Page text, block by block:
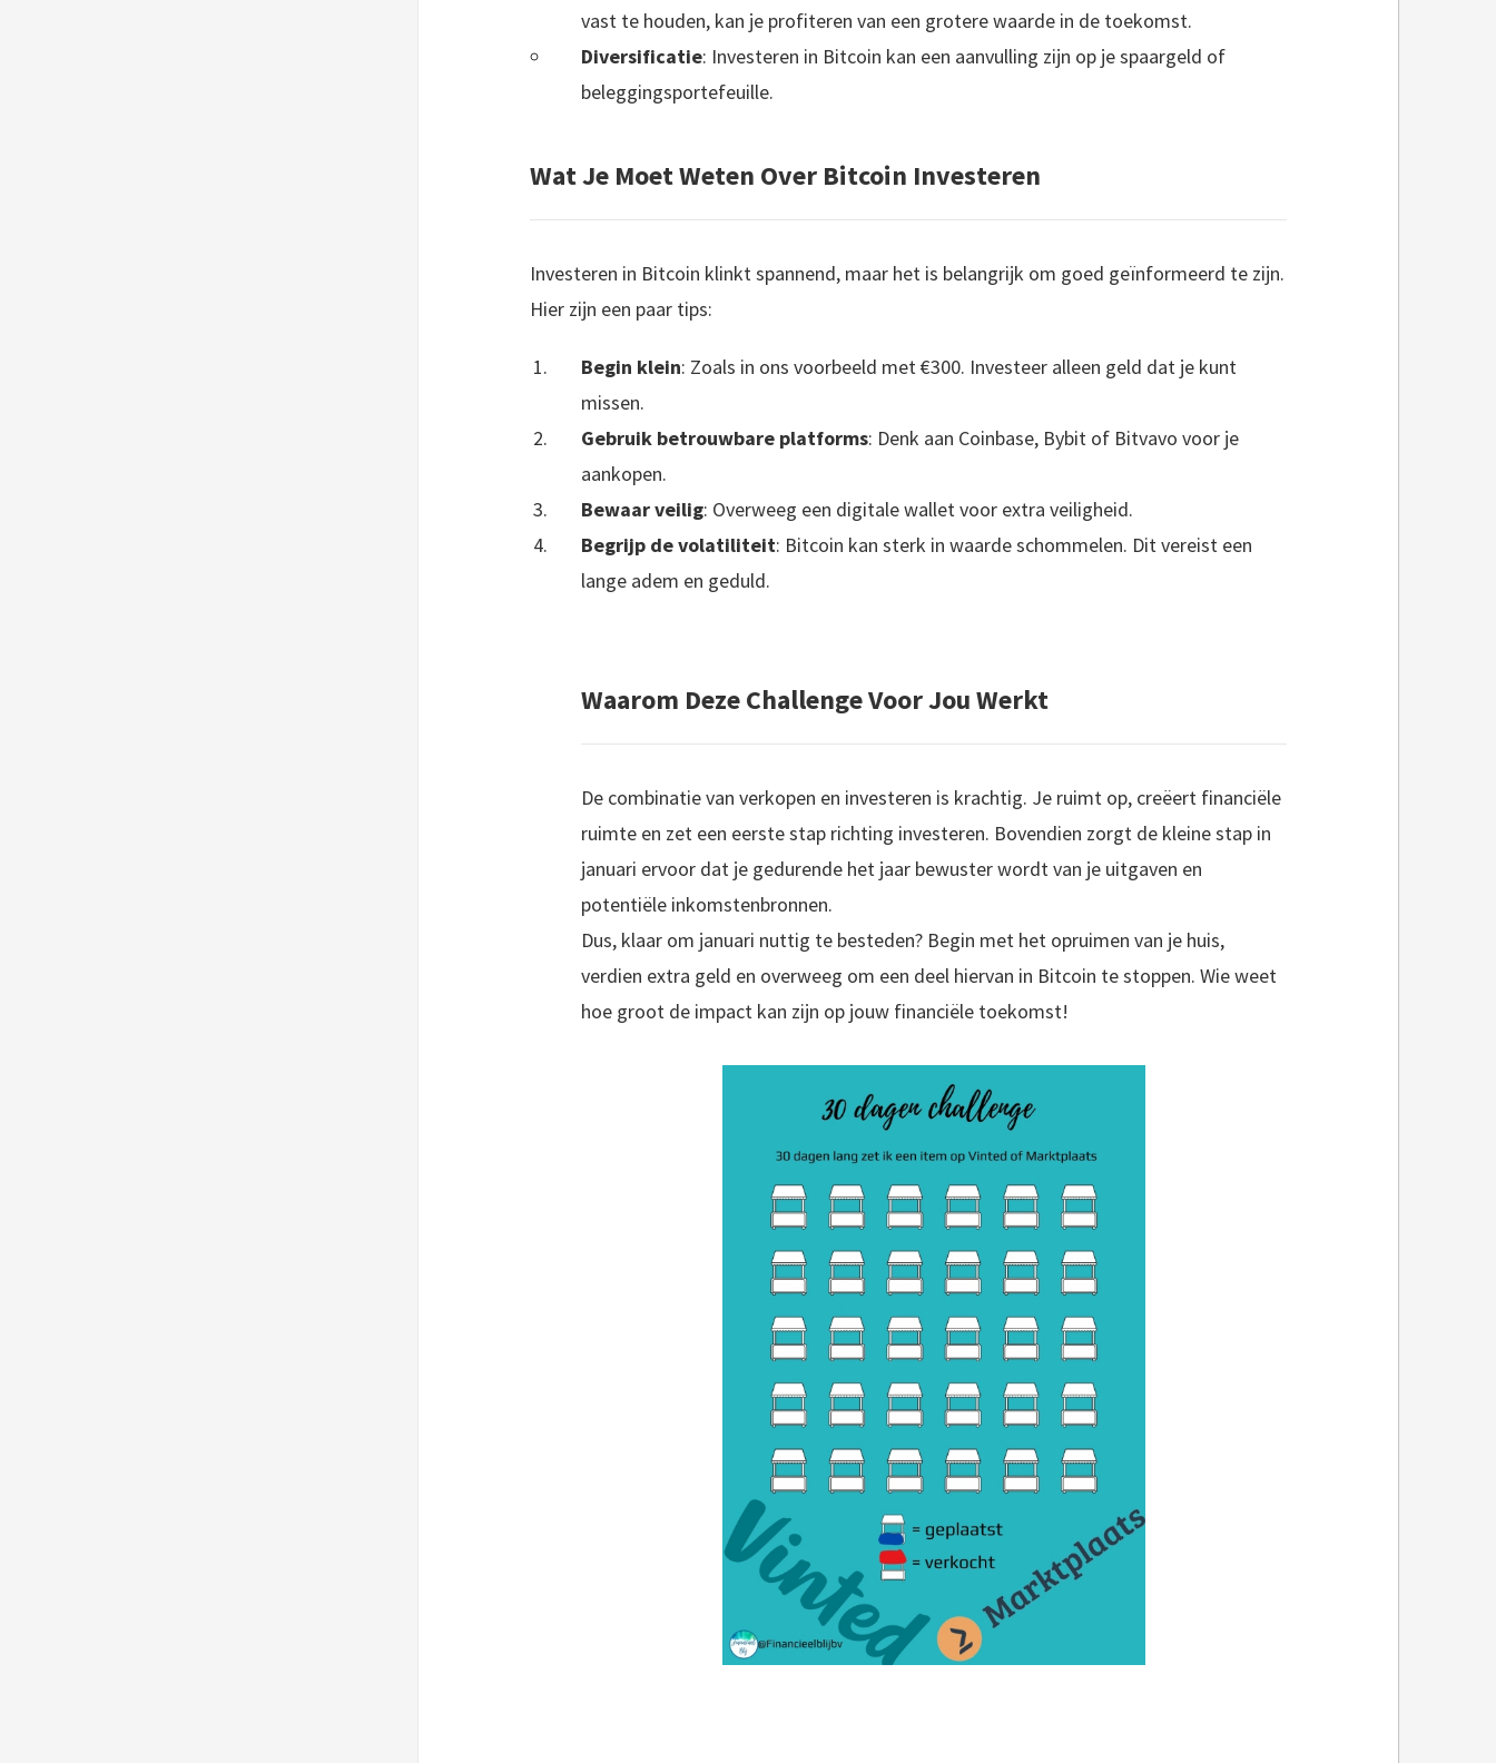
vast te houden, kan je profiteren van een grotere waarde in de toekomst.
Diversificatie: Investeren in Bitcoin kan een aanvulling zijn op je spaargeld of
beleggingsportefeuille.
Wat Je Moet Weten Over Bitcoin Investeren
Investeren in Bitcoin klinkt spannend, maar het is belangrijk om goed geïnformeerd te zijn.
Hier zijn een paar tips:
Begin klein: Zoals in ons voorbeeld met €300. Investeer alleen geld dat je kunt
missen.
Gebruik betrouwbare platforms: Denk aan Coinbase, Bybit of Bitvavo voor je
aankopen.
Bewaar veilig: Overweeg een digitale wallet voor extra veiligheid.
Begrijp de volatiliteit: Bitcoin kan sterk in waarde schommelen. Dit vereist een
lange adem en geduld.
Waarom Deze Challenge Voor Jou Werkt
De combinatie van verkopen en investeren is krachtig. Je ruimt op, creëert financiële
ruimte en zet een eerste stap richting investeren. Bovendien zorgt de kleine stap in
januari ervoor dat je gedurende het jaar bewuster wordt van je uitgaven en
potentiële inkomstenbronnen.
Dus, klaar om januari nuttig te besteden? Begin met het opruimen van je huis,
verdien extra geld en overweeg om een deel hiervan in Bitcoin te stoppen. Wie weet
hoe groot de impact kan zijn op jouw financiële toekomst!